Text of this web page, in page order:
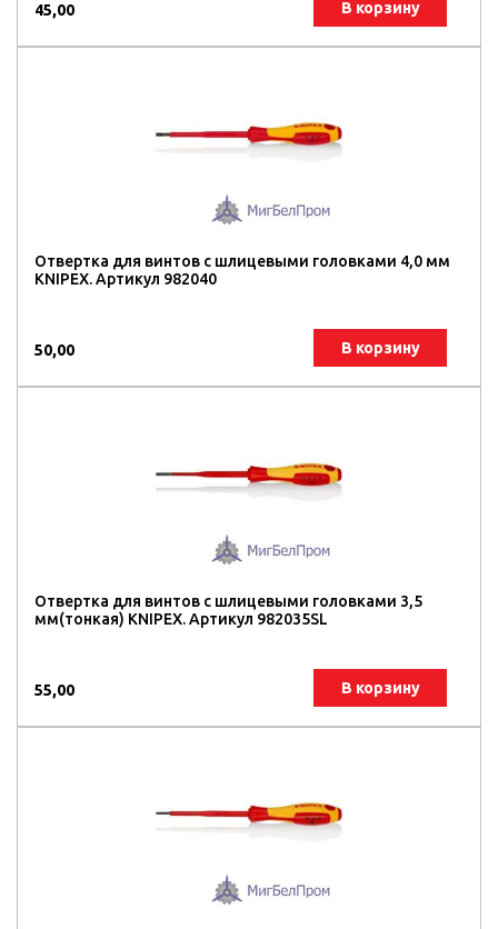
45,00 В корзину
Отвертка для винтов с шлицевыми головками 4,0 мм
KNIPEX. Артикул 982040
50,00 В корзину
Отвертка для винтов с шлицевыми головками 3,5
мм(тонкая) KNIPEX. Артикул 982035SL
55,00 В корзину